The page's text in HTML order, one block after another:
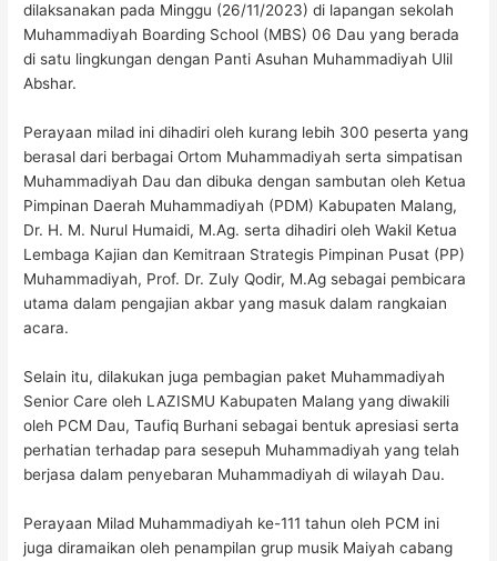
dilaksanakan pada Minggu (26/11/2023) di lapangan sekolah
Muhammadiyah Boarding School (MBS) 06 Dau yang berada
di satu lingkungan dengan Panti Asuhan Muhammadiyah Ulil
Abshar.
Perayaan milad ini dihadiri oleh kurang lebih 300 peserta yang
berasal dari berbagai Ortom Muhammadiyah serta simpatisan
Muhammadiyah Dau dan dibuka dengan sambutan oleh Ketua
Pimpinan Daerah Muhammadiyah (PDM) Kabupaten Malang,
Dr. H. M. Nurul Humaidi, M.Ag. serta dihadiri oleh Wakil Ketua
Lembaga Kajian dan Kemitraan Strategis Pimpinan Pusat (PP)
Muhammadiyah, Prof. Dr. Zuly Qodir, M.Ag sebagai pembicara
utama dalam pengajian akbar yang masuk dalam rangkaian
acara.
Selain itu, dilakukan juga pembagian paket Muhammadiyah
Senior Care oleh LAZISMU Kabupaten Malang yang diwakili
oleh PCM Dau, Taufiq Burhani sebagai bentuk apresiasi serta
perhatian terhadap para sesepuh Muhammadiyah yang telah
berjasa dalam penyebaran Muhammadiyah di wilayah Dau.
Perayaan Milad Muhammadiyah ke-111 tahun oleh PCM ini
juga diramaikan oleh penampilan grup musik Maiyah cabang